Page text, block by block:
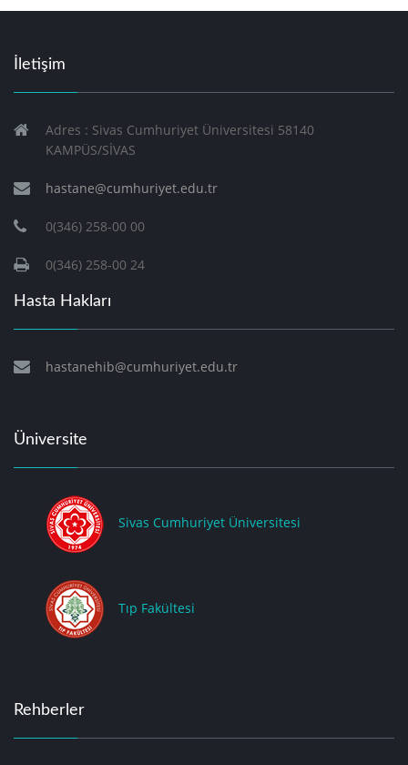
İletişim
Adres : Sivas Cumhuriyet Üniversitesi 58140
KAMPÜS/SİVAS
hastane@cumhuriyet.edu.tr
0(346) 258-00 00
0(346) 258-00 24
Hasta Hakları
hastanehib@cumhuriyet.edu.tr
Üniversite
Sivas Cumhuriyet Üniversitesi
Tıp Fakültesi
Rehberler